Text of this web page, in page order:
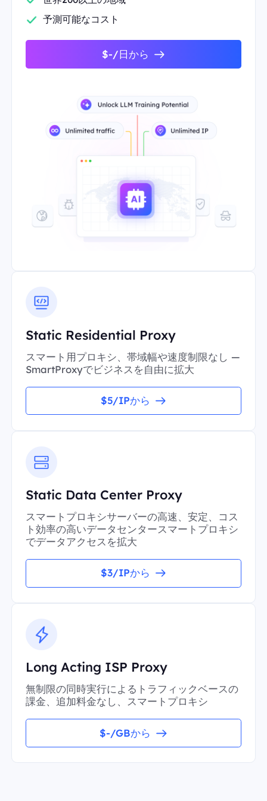
予測可能なコスト
$-/日から
Static Residential Proxy
スマート用プロキシ、帯域幅や速度制限なし —
SmartProxyでビジネスを自由に拡大
$5/IPから
Static Data Center Proxy
スマートプロキシサーバーの高速、安定、コス
ト効率の高いデータセンタースマートプロキシ
でデータアクセスを拡大
$3/IPから
Long Acting ISP Proxy
無制限の同時実行によるトラフィックベースの
課金、追加料金なし、スマートプロキシ
$-/GBから